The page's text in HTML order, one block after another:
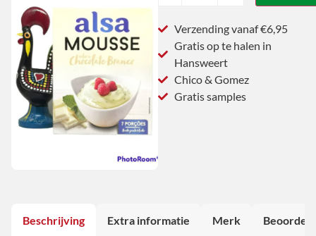
Verzending vanaf €6,95
Gratis op te halen in
Hansweert
Chico & Gomez
Gratis samples
Beschrijving Extra informatie Merk